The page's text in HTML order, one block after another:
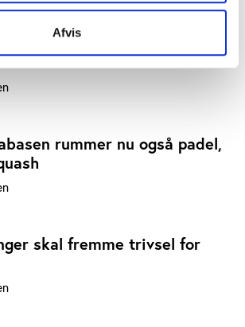
Afvis
DFS: Folkeoplysning kan løse
rummer nu også padel,
skal fremme trivsel for